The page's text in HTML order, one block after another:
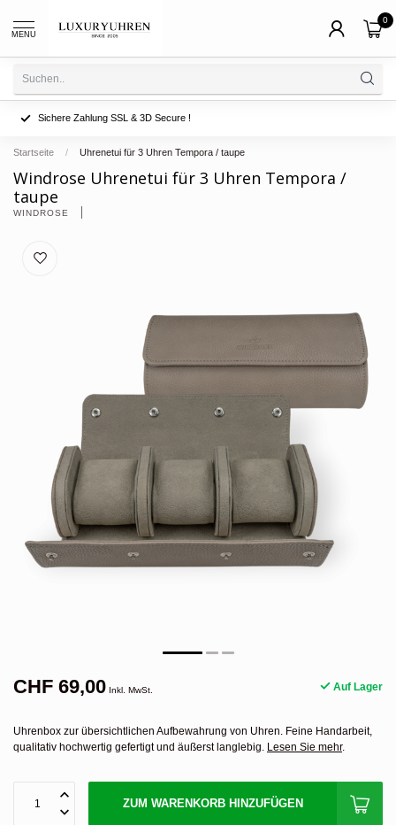
MENU
0
Sichere Zahlung SSL & 3D Secure !
Startseite / Uhrenetui für 3 Uhren Tempora / taupe
Windrose Uhrenetui für 3 Uhren Tempora /
taupe
WINDROSE
CHF 69,00 Inkl. MwSt. Auf Lager
Uhrenbox zur übersichtlichen Aufbewahrung von Uhren. Feine Handarbeit,
qualitativ hochwertig gefertigt und äußerst langlebig. Lesen Sie mehr.
ZUM WARENKORB HINZUFÜGEN